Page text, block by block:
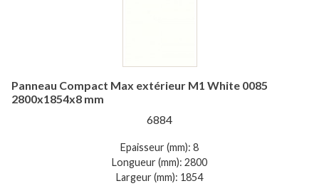
Panneau Compact Max extérieur M1 White 0085
2800x1854x8 mm
6884
Epaisseur (mm): 8
Longueur (mm): 2800
Largeur (mm): 1854